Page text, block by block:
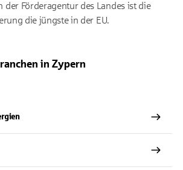
der Förderagentur des Landes ist die
die jüngste in der EU.
in Zypern